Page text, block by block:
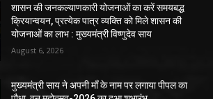
शासन की जनकल्याणकारी योजनाओं का करें समयबद्ध
क्रियान्वयन, प्रत्येक पात्र व्यक्ति को मिले शासन की
योजनाओं का लाभ : मुख्यमंत्री विष्णुदेव साय
August 6, 2026
मुख्यमंत्री साय ने अपनी माँ के नाम पर लगाया पीपल का